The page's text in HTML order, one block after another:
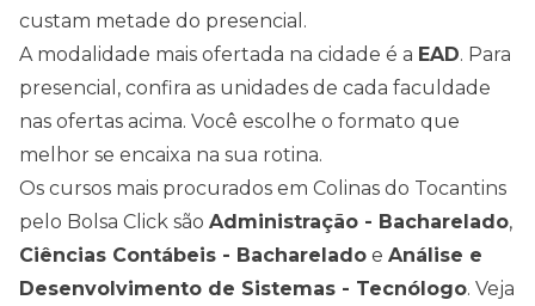
custam metade do presencial.
A modalidade mais ofertada na cidade é a EAD. Para
presencial, confira as unidades de cada faculdade
nas ofertas acima. Você escolhe o formato que
melhor se encaixa na sua rotina.
Os cursos mais procurados em Colinas do Tocantins
pelo Bolsa Click são Administração - Bacharelado,
Ciências Contábeis - Bacharelado e Análise e
Desenvolvimento de Sistemas - Tecnólogo. Veja